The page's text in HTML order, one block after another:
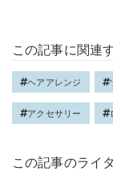
この記事に関連
ヘアアレンジ
アクセサリー
この記事のライ